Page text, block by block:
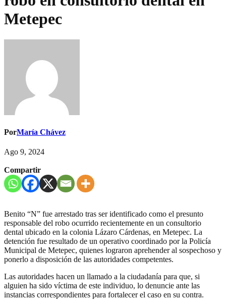
Metepec
PorMaría Chávez
Ago 9, 2024
Compartir
Benito “N” fue arrestado tras ser identificado como el presunto
responsable del robo ocurrido recientemente en un consultorio
dental ubicado en la colonia Lázaro Cárdenas, en Metepec. La
detención fue resultado de un operativo coordinado por la Policía
Municipal de Metepec, quienes lograron aprehender al sospechoso y
ponerlo a disposición de las autoridades competentes.
Las autoridades hacen un llamado a la ciudadanía para que, si
alguien ha sido víctima de este individuo, lo denuncie ante las
instancias correspondientes para fortalecer el caso en su contra.